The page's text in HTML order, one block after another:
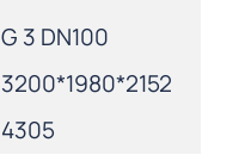
G 3 DN100
3200*1980*2152
4305